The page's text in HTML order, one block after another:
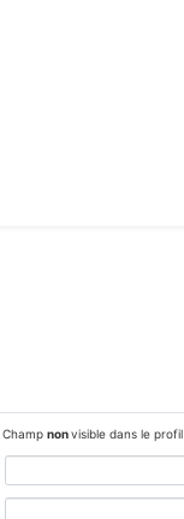
Champ nonvisible dans le profil